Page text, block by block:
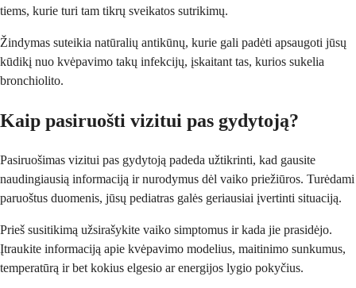
tiems, kurie turi tam tikrų sveikatos sutrikimų.
Žindymas suteikia natūralių antikūnų, kurie gali padėti apsaugoti jūsų
kūdikį nuo kvėpavimo takų infekcijų, įskaitant tas, kurios sukelia
bronchiolito.
Kaip pasiruošti vizitui pas gydytoją?
Pasiruošimas vizitui pas gydytoją padeda užtikrinti, kad gausite
naudingiausią informaciją ir nurodymus dėl vaiko priežiūros. Turėdami
paruoštus duomenis, jūsų pediatras galės geriausiai įvertinti situaciją.
Prieš susitikimą užsirašykite vaiko simptomus ir kada jie prasidėjo.
Įtraukite informaciją apie kvėpavimo modelius, maitinimo sunkumus,
temperatūrą ir bet kokius elgesio ar energijos lygio pokyčius.